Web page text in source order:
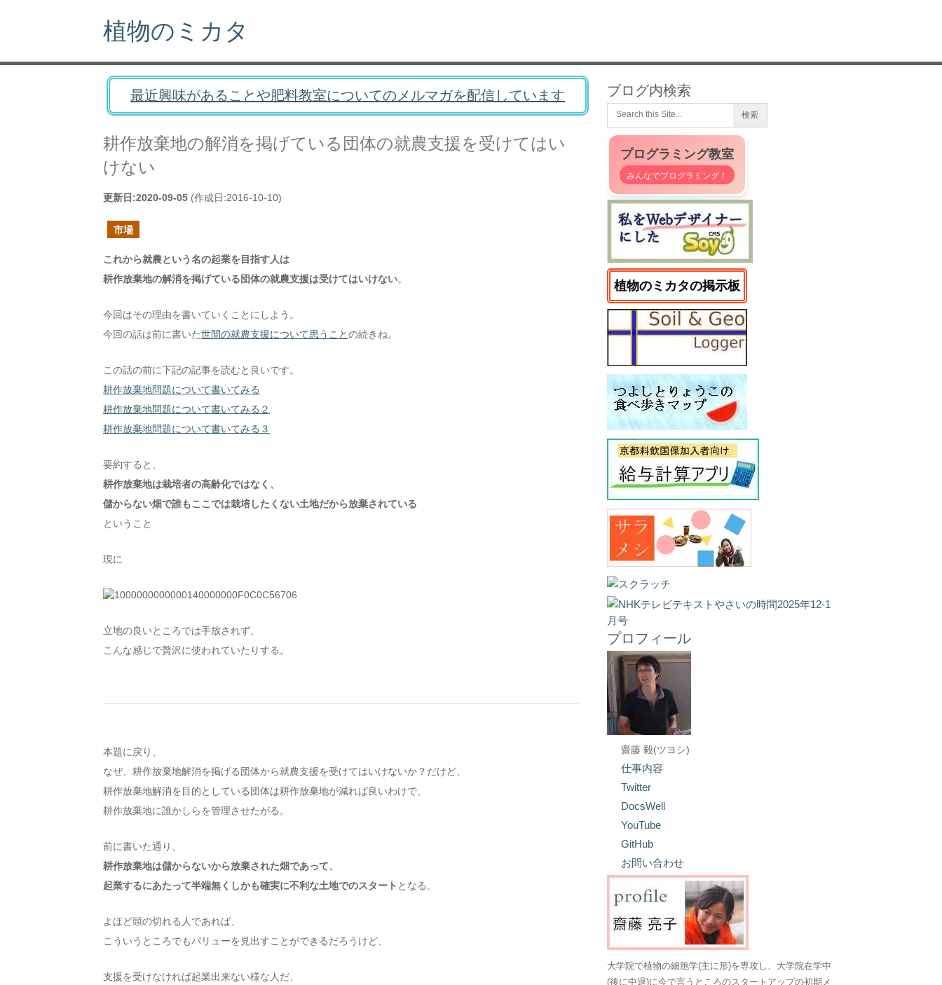
植物のミカタ
最近興味があることや肥料教室についてのメルマガを配信しています
耕作放棄地の解消を掲げている団体の就農支援を受けてはい
けない
更新日:2020-09-05 (作成日:2016-10-10)
市場
これから就農という名の起業を目指す人は
耕作放棄地の解消を掲げている団体の就農支援は受けてはいけない。
今回はその理由を書いていくことにしよう。
今回の話は前に書いた世間の就農支援について思うことの続きね。
この話の前に下記の記事を読むと良いです。
耕作放棄地問題について書いてみる
耕作放棄地問題について書いてみる２
耕作放棄地問題について書いてみる３
要約すると、
耕作放棄地は栽培者の高齢化ではなく、
儲からない畑で誰もここでは栽培したくない土地だから放棄されている
ということ
現に
立地の良いところでは手放されず、
こんな感じで贅沢に使われていたりする。
本題に戻り、
なぜ、耕作放棄地解消を掲げる団体から就農支援を受けてはいけないか？だけど、
耕作放棄地解消を目的としている団体は耕作放棄地が減れば良いわけで、
耕作放棄地に誰かしらを管理させたがる。
前に書いた通り、
耕作放棄地は儲からないから放棄された畑であって、
起業するにあたって半端無くしかも確実に不利な土地でのスタート となる。
よほど頭の切れる人であれば、
こういうところでもバリューを見出すことができるだろうけど、
支援を受けなければ起業出来ない様な人だ、
ブログ内検索
プログラミング教室
みんなでプログラミング！
植物のミカタの掲示板
プロフィール
齋藤 毅(ツヨシ)
仕事内容
Twitter
DocsWell
YouTube
GitHub
お問い合わせ
大学院で植物の細胞学(主に形)を専攻し、大学院在学中
(後に中退)に今で言うところのスタートアップの初期メ